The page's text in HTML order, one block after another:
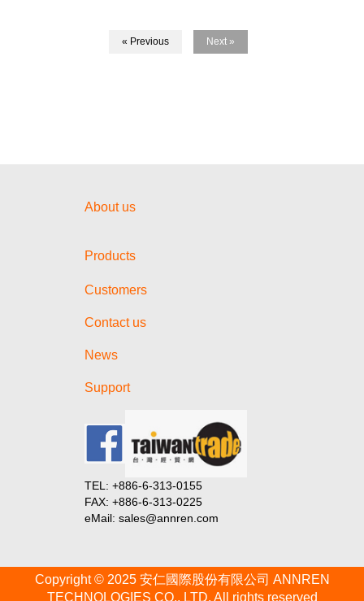
« Previous Next »
About us
Products
Customers
Contact us
News
Support
TEL: +886-6-313-0155
FAX: +886-6-313-0225
eMail: sales@annren.com
Copyright © 2025 安仁國際股份有限公司 ANNREN
TECHNOLOGIES CO., LTD. All rights reserved